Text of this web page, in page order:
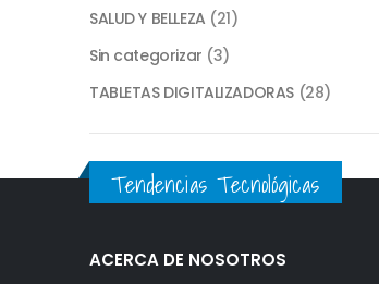
SALUD Y BELLEZA (21)
Sin categorizar (3)
TABLETAS DIGITALIZADORAS (28)
Tendencias Tecnológicas
ACERCA DE NOSOTROS